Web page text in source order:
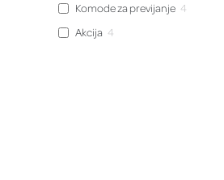
Komode za previjanje 4
Akcija 4